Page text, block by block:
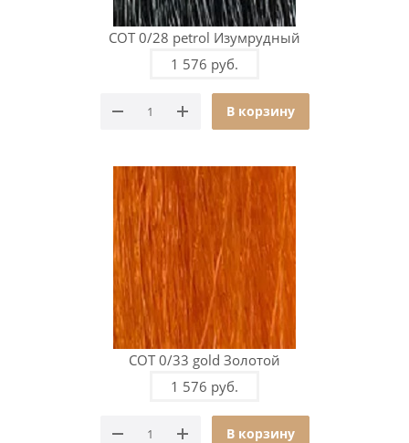
COT 0/28 petrol Изумрудный
1 576 руб.
В корзину
COT 0/33 gold Золотой
1 576 руб.
В корзину